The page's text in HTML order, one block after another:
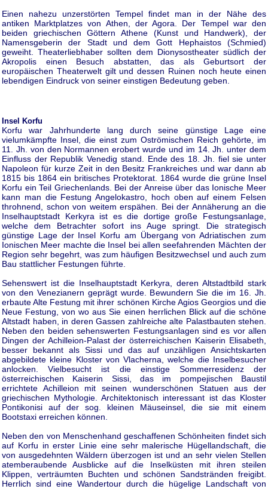
Einen nahezu unzerstörten Tempel findet man in der Nähe des
antiken Marktplatzes von Athen, der Agora. Der Tempel war den
beiden griechischen Göttern Athene (Kunst und Handwerk), der
Namensgeberin der Stadt und dem Gott Hephaistos (Schmied)
geweiht. Theaterliebhaber sollten dem Dionysostheater südlich der
Akropolis einen Besuch abstatten, das als Geburtsort der
europäischen Theaterwelt gilt und dessen Ruinen noch heute einen
lebendigen Eindruck von seiner einstigen Bedeutung geben.
Insel Korfu
Korfu war Jahrhunderte lang durch seine günstige Lage eine
vielumkämpfte Insel, die einst zum Oströmischen Reich gehörte, im
11. Jh. von den Normannen erobert wurde und im 14. Jh. unter dem
Einfluss der Republik Venedig stand. Ende des 18. Jh. fiel sie unter
Napoleon für kurze Zeit in den Besitz Frankreiches und war dann ab
1815 bis 1864 ein britisches Protektorat. 1864 wurde die grüne Insel
Korfu ein Teil Griechenlands. Bei der Anreise über das Ionische Meer
kann man die Festung Angelokastro, hoch oben auf einem Felsen
throhnend, schon von weitem erspähen. Bei der Annäherung an die
Inselhauptstadt Kerkyra ist es die dortige große Festungsanlage,
welche dem Betrachter sofort ins Auge springt. Die strategisch
günstige Lage der Insel Korfu am Übergang von Adriatischen zum
Ionischen Meer machte die Insel bei allen seefahrenden Mächten der
Region sehr begehrt, was zum häufigen Besitzwechsel und auch zum
Bau stattlicher Festungen führte.
Sehenswert ist die Inselhauptstadt Kerkyra, deren Altstadtbild stark
von den Venezianern geprägt wurde. Bewundern Sie die im 16. Jh.
erbaute Alte Festung mit ihrer schönen Kirche Agios Georgios und die
Neue Festung, von wo aus Sie einen herrlichen Blick auf die schöne
Altstadt haben, in deren Gassen zahlreiche alte Palastbauten stehen.
Neben den beiden sehenswerten Festungsanlagen sind es vor allen
Dingen der Achilleion-Palast der österreichischen Kaiserin Elisabeth,
besser bekannt als Sissi und das auf unzähligen Ansichtskarten
abgebildete kleine Kloster von Vlacherna, welche die Inselbesucher
anlocken. Vielbesucht ist die einstige Sommerresidenz der
österreichischen Kaiserin Sissi, das im pompejischen Baustil
errichtete Achilleion mit seinen wunderschönen Statuen aus der
griechischen Mythologie. Architektonisch interessant ist das Kloster
Pontikonisi auf der sog. kleinen Mäuseinsel, die sie mit einem
Bootstaxi erreichen können.
Neben den von Menschenhand geschaffenen Schönheiten findet sich
auf Korfu in erster Linie eine sehr malerische Hügellandschaft, die
von ausgedehnten Wäldern überzogen ist und an sehr vielen Stellen
atemberaubende Ausblicke auf die Inselküsten mit ihren steilen
Klippen, verträumten Buchten und schönen Sandstränden freigibt.
Herrlich sind eine Wandertour durch die hügelige Landschaft von